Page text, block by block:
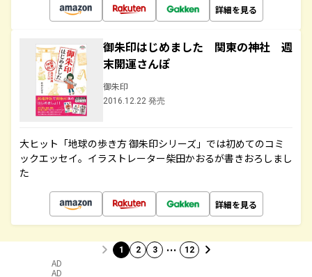
詳細を見る
御朱印はじめました 関東の神社 週
末開運さんぽ
御朱印
2016.12.22 発売
大ヒット「地球の歩き方 御朱印シリーズ」では初めてのコミ
ックエッセイ。イラストレーター柴田かおるが書きおろしまし
た
詳細を見る
1 2 3 … 12
AD
AD